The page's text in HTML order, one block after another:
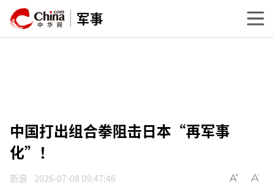
军事
中国打出组合拳阻击日本“再军事
化”！
新浪 2026-07-08 09:47:46